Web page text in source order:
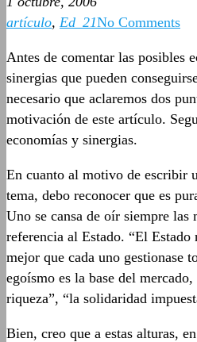
artículo, Ed_21No Comments
Antes de comentar las posibles
sinergias que pueden
necesario que aclaremos dos
motivación de este artículo.
economías y sinergias.
En cuanto al motivo de escribir
tema, debo reconocer que es
Uno se cansa de oír siempre las
referencia al Estado. “El Estado
mejor que cada uno gestionase
egoísmo es la base del
riqueza”, “la solidaridad
Bien, creo que a estas alturas,